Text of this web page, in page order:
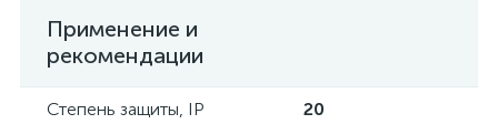
Применение и
рекомендации
Степень защиты, IP 20